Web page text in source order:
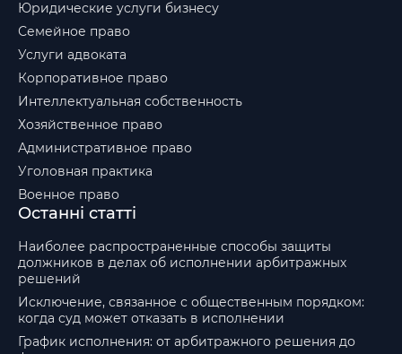
Юридические услуги бизнесу
Семейное право
Услуги адвоката
Корпоративное право
Интеллектуальная собственность
Хозяйственное право
Административное право
Уголовная практика
Военное право
Останні статті
Наиболее распространенные способы защиты
должников в делах об исполнении арбитражных
решений
Исключение, связанное с общественным порядком:
когда суд может отказать в исполнении
График исполнения: от арбитражного решения до